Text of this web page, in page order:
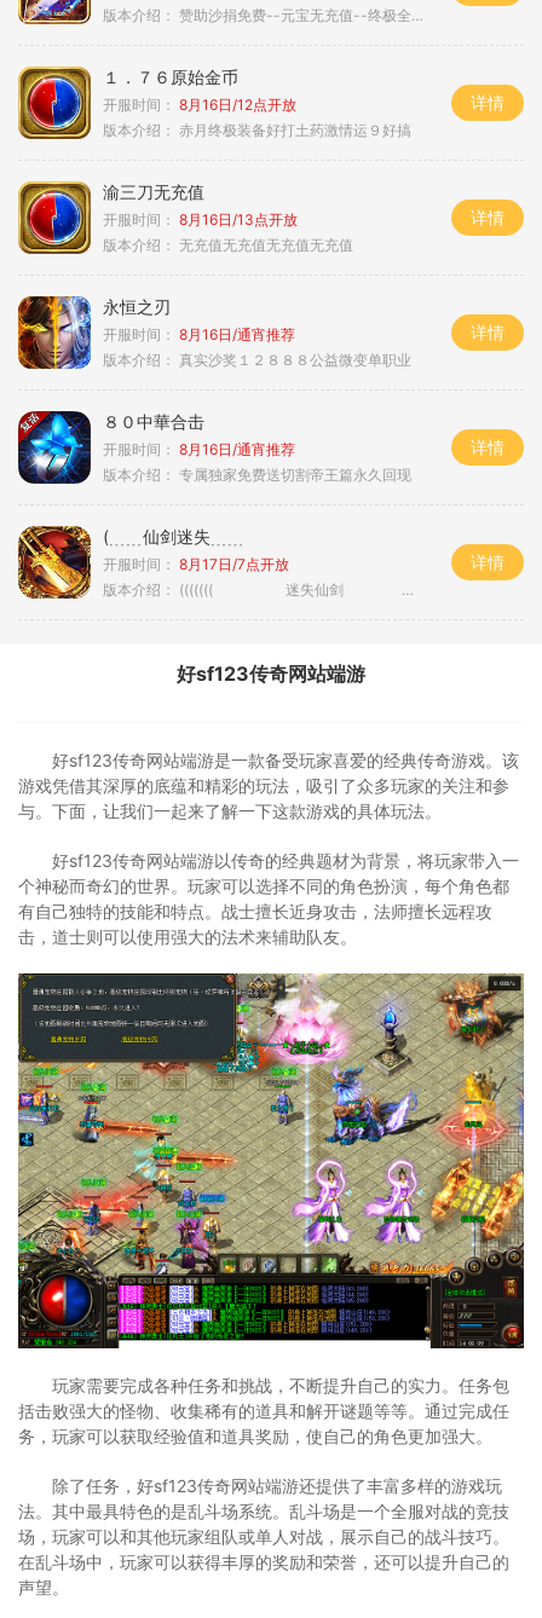
版本介绍： 赞助沙捐免费--元宝无充值--终极全靠打
１．７６原始金币
开服时间： 8月16日/12点开放
版本介绍： 赤月终极装备好打土药激情运９好搞
详情
渝三刀无充值
开服时间： 8月16日/13点开放
版本介绍： 无充值无充值无充值无充值
详情
永恒之刃
开服时间： 8月16日/通宵推荐
版本介绍： 真实沙奖１２８８８公益微变单职业
详情
８０中華合击
开服时间： 8月16日/通宵推荐
版本介绍： 专属独家免费送切割帝王篇永久回现
详情
(﹍﹍仙剑迷失﹍﹍
开服时间： 8月17日/7点开放
版本介绍： ((((((( 迷失仙剑 )))))
详情
好sf123传奇网站端游
好sf123传奇网站端游是一款备受玩家喜爱的经典传奇游戏。该
游戏凭借其深厚的底蕴和精彩的玩法，吸引了众多玩家的关注和参
与。下面，让我们一起来了解一下这款游戏的具体玩法。
好sf123传奇网站端游以传奇的经典题材为背景，将玩家带入一
个神秘而奇幻的世界。玩家可以选择不同的角色扮演，每个角色都
有自己独特的技能和特点。战士擅长近身攻击，法师擅长远程攻
击，道士则可以使用强大的法术来辅助队友。
玩家需要完成各种任务和挑战，不断提升自己的实力。任务包
括击败强大的怪物、收集稀有的道具和解开谜题等等。通过完成任
务，玩家可以获取经验值和道具奖励，使自己的角色更加强大。
除了任务，好sf123传奇网站端游还提供了丰富多样的游戏玩
法。其中最具特色的是乱斗场系统。乱斗场是一个全服对战的竞技
场，玩家可以和其他玩家组队或单人对战，展示自己的战斗技巧。
在乱斗场中，玩家可以获得丰厚的奖励和荣誉，还可以提升自己的
声望。